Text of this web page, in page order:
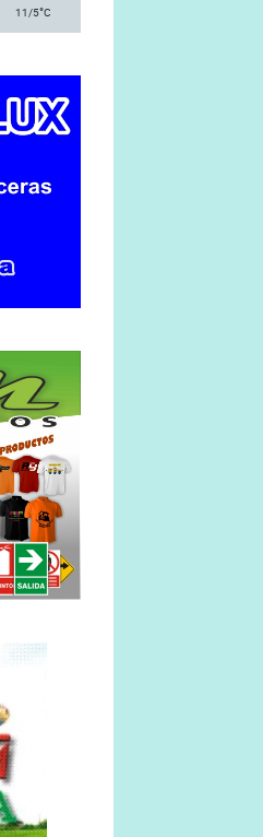
11/5°C